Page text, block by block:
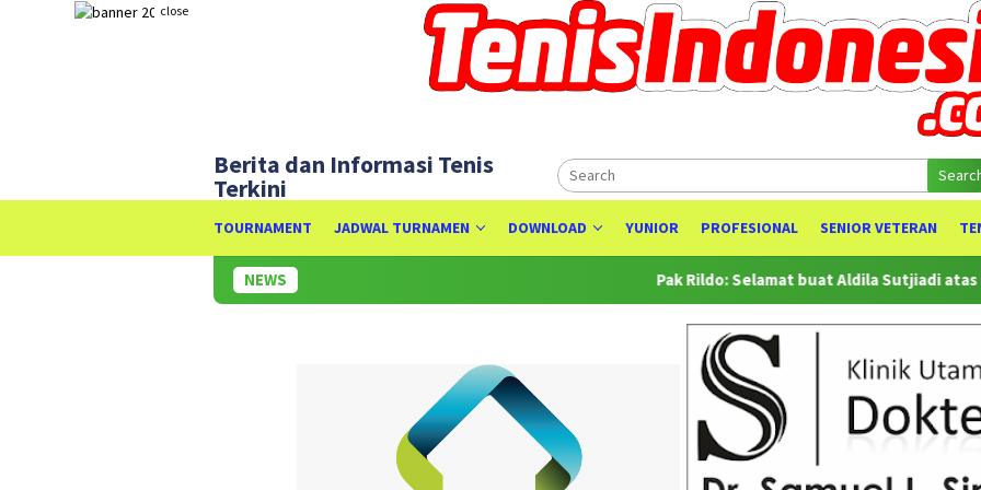
close
Berita dan Informasi Tenis
Terkini
TOURNAMENT JADWAL TURNAMEN DOWNLOAD YUNIOR PROFESIONAL SENIOR VETERAN
NEWS Pak Rildo: Selamat buat Aldila Sutjiadi atas Prestasinya